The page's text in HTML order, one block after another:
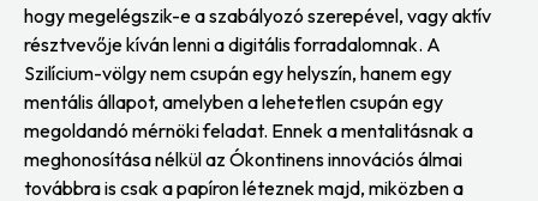
hogy megelégszik-e a szabályozó szerepével, vagy aktív
résztvevője kíván lenni a digitális forradalomnak. A
Szilícium-völgy nem csupán egy helyszín, hanem egy
mentális állapot, amelyben a lehetetlen csupán egy
megoldandó mérnöki feladat. Ennek a mentalitásnak a
meghonosítása nélkül az Ókontinens innovációs álmai
továbbra is csak a papíron léteznek majd, miközben a